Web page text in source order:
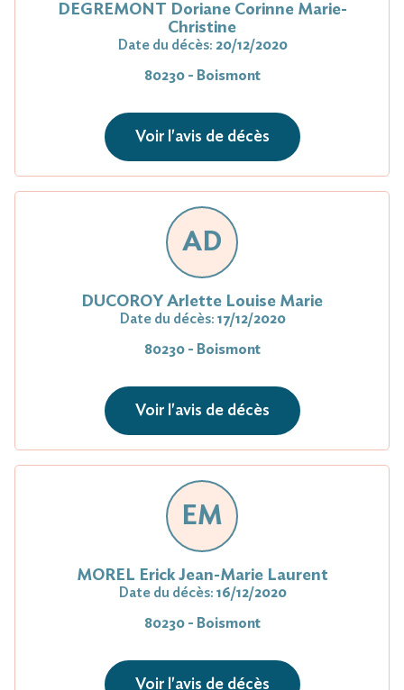
DEGREMONT Doriane Corinne Marie-
Christine
Date du décès: 20/12/2020
80230 - Boismont
Voir l'avis de décès
AD
DUCOROY Arlette Louise Marie
Date du décès: 17/12/2020
80230 - Boismont
Voir l'avis de décès
EM
MOREL Erick Jean-Marie Laurent
Date du décès: 16/12/2020
80230 - Boismont
Voir l'avis de décès